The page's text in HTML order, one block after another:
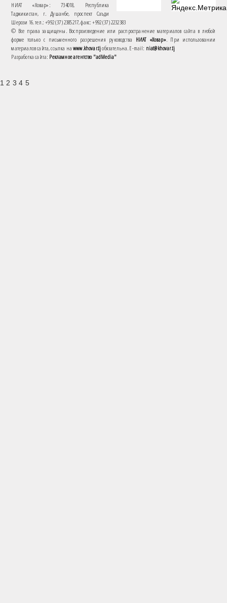
НИАТ «Ховар»: 734018, Республика
Таджикистан, г. Душанбе, проспект Саъди
Шерози 16. тел.: +992 (37) 2385217, факс: +992 (37) 2232383
© Все права защищены. Воспроизведение или распространение материалов сайта в любой
форме только с письменного разрешения руководства НИАТ «Ховар». При использовании
материалов сайта, ссылка наwww.khovar.tjобязательна. E-mail: niat@khovar.tj
Разработка сайта: Рекламное агентство "adMedia"
1 2 3 4 5